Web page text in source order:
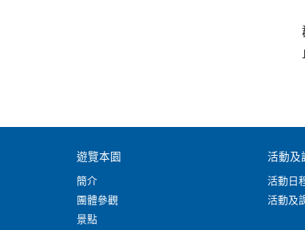
遊覽本園
簡介
團體參觀
景點
活動及
活動日
活動及